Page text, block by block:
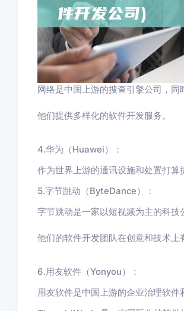
网络是中国上游的搜查引擎公司，同
他们提供多样化的软件开发服务。
4.华为（Huawei）：
作为世界上游的通讯设施和处置打算
5.字节跳动（ByteDance）：
字节跳动是一家以短视频为主的科技
他们的软件开发团队在创意和技术上
6.用友软件（Yonyou）：
用友软件是中国上游的企业治理软件